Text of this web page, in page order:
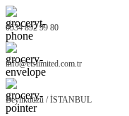
0534 892 99 80
info@etslimited.com.tr
Beylikdüzü / İSTANBUL